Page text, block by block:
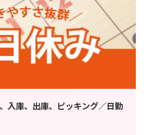
入庫、出庫、ピッキング／日勤